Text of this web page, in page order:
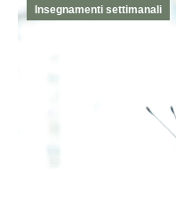
Insegnamenti settimanali